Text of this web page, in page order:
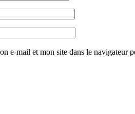
e-mail et mon site dans le navigateur